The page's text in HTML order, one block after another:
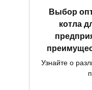
Выбор
котла
Узнайте о